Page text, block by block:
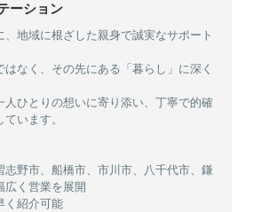
ーション
地域に根ざした親身で誠実なサポート
なく、その先にある「暮らし」に深く
人ひとりの想いに寄り添い、丁寧で的確
います。
志野市、船橋市、市川市、八千代市、鎌
広く営業を展開
く紹介可能